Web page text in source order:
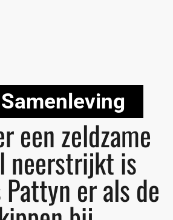
Samenleving
een zeldzame
neerstrijkt is
er als de